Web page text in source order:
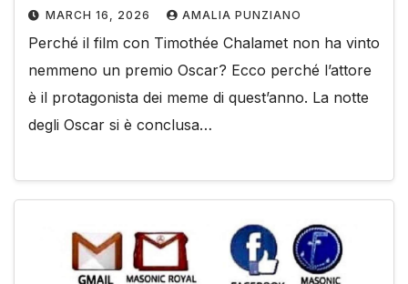
MARCH 16, 2026 AMALIA PUNZIANO
Perché il film con Timothée Chalamet non ha vinto
nemmeno un premio Oscar? Ecco perché l’attore
è il protagonista dei meme di quest’anno. La notte
degli Oscar si è conclusa…